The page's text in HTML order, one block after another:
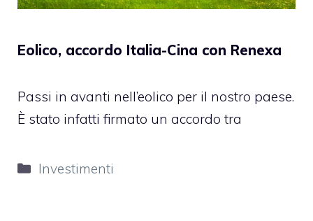
Eolico, accordo Italia-Cina con Renexa
Passi in avanti nell’eolico per il nostro paese.
È stato infatti firmato un accordo tra
Categorie
Investimenti